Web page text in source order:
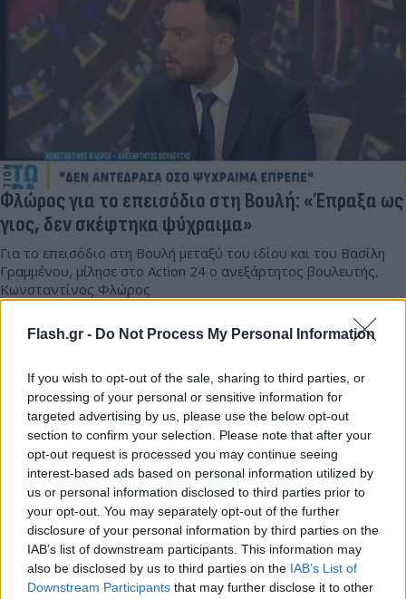
Flash.gr - Do Not Process My Personal Information
If you wish to opt-out of the sale, sharing to third parties, or
processing of your personal or sensitive information for
targeted advertising by us, please use the below opt-out
section to confirm your selection. Please note that after your
opt-out request is processed you may continue seeing
interest-based ads based on personal information utilized by
us or personal information disclosed to third parties prior to
your opt-out. You may separately opt-out of the further
disclosure of your personal information by third parties on the
IAB’s list of downstream participants. This information may
also be disclosed by us to third parties on the IAB’s List of
Downstream Participants that may further disclose it to other
Φλώρος για το επεισόδιο στη Βουλή: «Έπραξα ως
γιος, δεν σκέφτηκα ψύχραιμα»
Για το επεισόδιο στη Βουλή μεταξύ του ιδίου και του Βασίλη
Γραμμένου, μίλησε στο Action 24 ο ανεξάρτητος βουλευτής,
Κωνσταντίνος Φλώρος
29.04.2024 13:15
Συντακτική
Ομάδα